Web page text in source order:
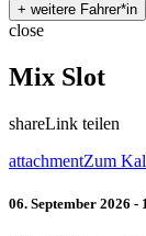
close
Mix Slot
shareLink teilen
attachmentZum
06. September 2026